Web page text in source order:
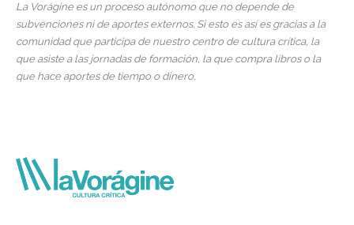
La Vorágine es un proceso autónomo que no depende de
subvenciones ni de aportes externos. Si esto es así es gracias a la
comunidad que participa de nuestro centro de cultura crítica, la
que asiste a las jornadas de formación, la que compra libros o la
que hace aportes de tiempo o dinero.